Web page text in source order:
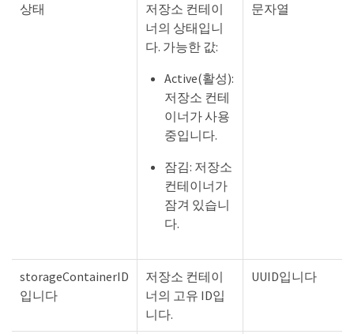
상태
저장소 컨테이
너의 상태입니
다. 가능한 값:
Active(활성):
저장소 컨테
이너가 사용
중입니다.
잠김: 저장소
컨테이너가
잠겨 있습니
다.
문자열
storageContainerID
입니다
저장소 컨테이
너의 고유 ID입
니다.
UUID입니다